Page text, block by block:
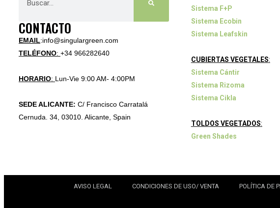
CONTACTO
EMAIL:info@singulargreen.com
TELÉFONO: +34 966282640
HORARIO: Lun-Vie 9:00 AM- 4:00PM
SEDE ALICANTE: C/ Francisco Carratalá
Cernuda. 34, 03010. Alicante, Spain
Sistema F+P
Sistema Ecobin
Sistema Leafskin
CUBIERTAS VEGETALES:
Sistema Cántir
Sistema Rizoma
Sistema Cikla
TOLDOS VEGETADOS:
Green Shades
AVISO LEGAL CONDICIONES DE USO/ VENTA POLÍTICA DE